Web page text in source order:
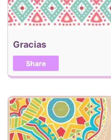
Gracias
Share